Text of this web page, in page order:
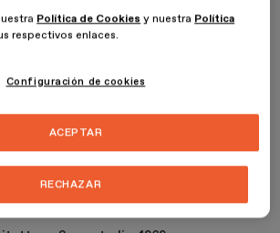
Política de Cookies y nuestra Política
respectivos enlaces.
Configuración de cookies
RECHAZAR
ACEPTAR